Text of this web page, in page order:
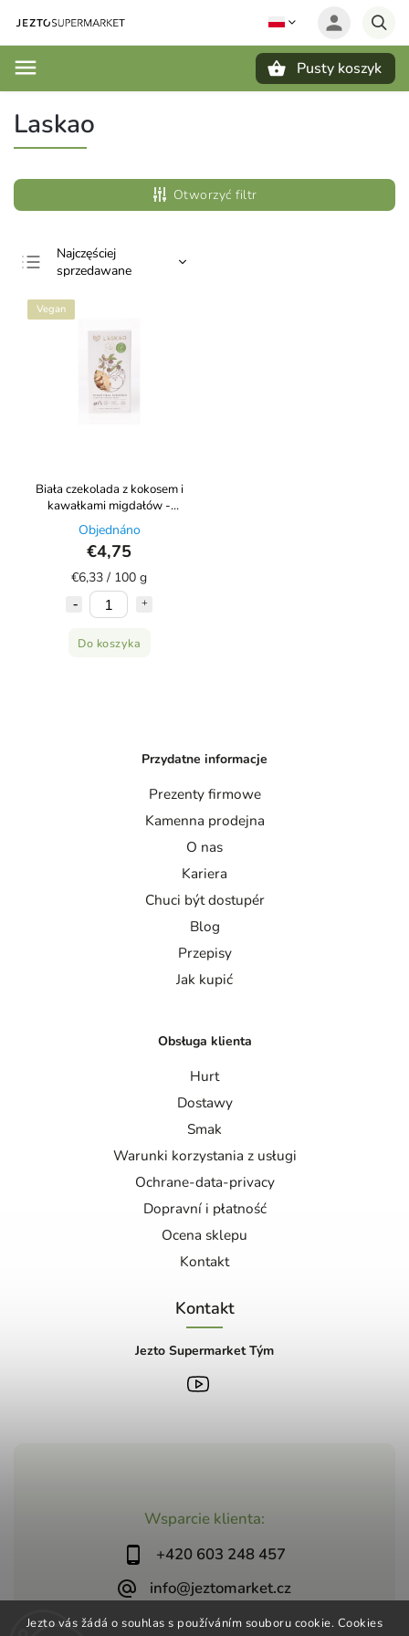
Jezto vás žádá o souhlas s používáním souboru cookie. Cookies
Pusty koszyk
Laskao
Otworzyć filtr
Najczęściej
sprzedawane
Najdroższe
Alfabetycznie
Vegan
Biała czekolada z kokosem i
kawałkami migdałów -
WEGAŃSKA - Laskao 75g
Objednáno
€4,75
€6,33 / 100 g
Do koszyka
Wsparcie klienta:
+420 603 248 457
info@jeztomarket.cz
Przydatne informacje
Prezenty firmowe
Kamenna prodejna
O nas
Kariera
Chuci být dostupér
Blog
Przepisy
Jak kupić
Obsługa klienta
Hurt
Dostawy
Smak
Warunki korzystania z usługi
Ochrane-data-privacy
Dopravní i płatność
Ocena sklepu
Kontakt
Kontakt
Jezto Supermarket Tým